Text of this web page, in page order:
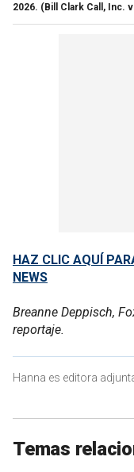
2026. (Bill Clark Call, Inc.
HAZ CLIC AQUÍ
NEWS
Breanne Deppisch,
reportaje.
Hanna es editora
Temas